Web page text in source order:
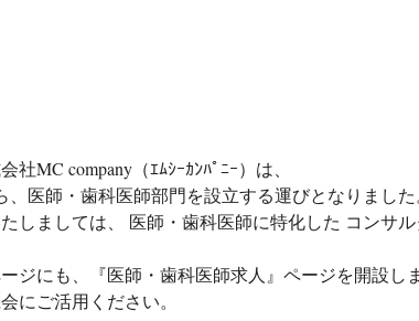
社MC company（ｴﾑｼｰｶﾝﾊﾟﾆｰ）は、
、医師・歯科医師部門を設立する運びとなりました
しましては、 医師・歯科医師に特化した コンサ
ジにも、『医師・歯科医師求人』ページを開設し
にご活用ください。